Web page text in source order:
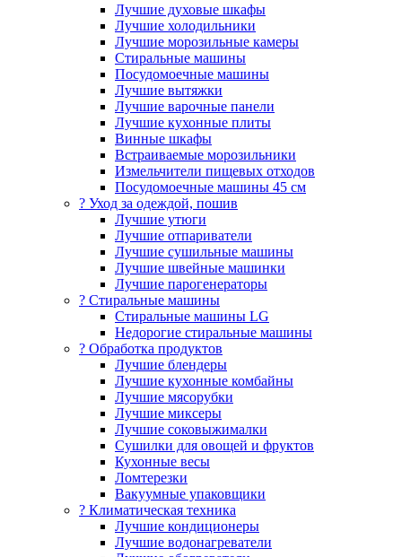
Лучшие духовые шкафы
Лучшие холодильники
Лучшие морозильные камеры
Стиральные машины
Посудомоечные машины
Лучшие вытяжки
Лучшие варочные панели
Лучшие кухонные плиты
Винные шкафы
Встраиваемые морозильники
Измельчители пищевых отходов
Посудомоечные машины 45 см
? Уход за одеждой, пошив
Лучшие утюги
Лучшие отпариватели
Лучшие сушильные машины
Лучшие швейные машинки
Лучшие парогенераторы
? Стиральные машины
Стиральные машины LG
Недорогие стиральные машины
? Обработка продуктов
Лучшие блендеры
Лучшие кухонные комбайны
Лучшие мясорубки
Лучшие миксеры
Лучшие соковыжималки
Сушилки для овощей и фруктов
Кухонные весы
Ломтерезки
Вакуумные упаковщики
?️ Климатическая техника
Лучшие кондиционеры
Лучшие водонагреватели